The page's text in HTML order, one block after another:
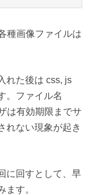
種画像ファイルは
れた後は css, js
。ファイル名
は有効期限までサ
れない現象が起き
に回すとして、早
ます。